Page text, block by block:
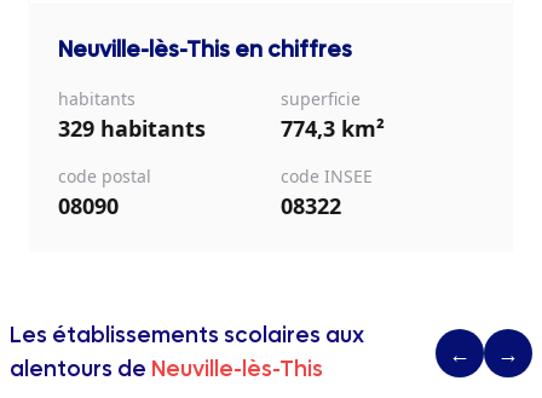
Neuville-lès-This en chiffres
habitants
329 habitants
superficie
774,3 km²
code postal
08090
code INSEE
08322
Les établissements scolaires aux
alentours de Neuville-lès-This
← →